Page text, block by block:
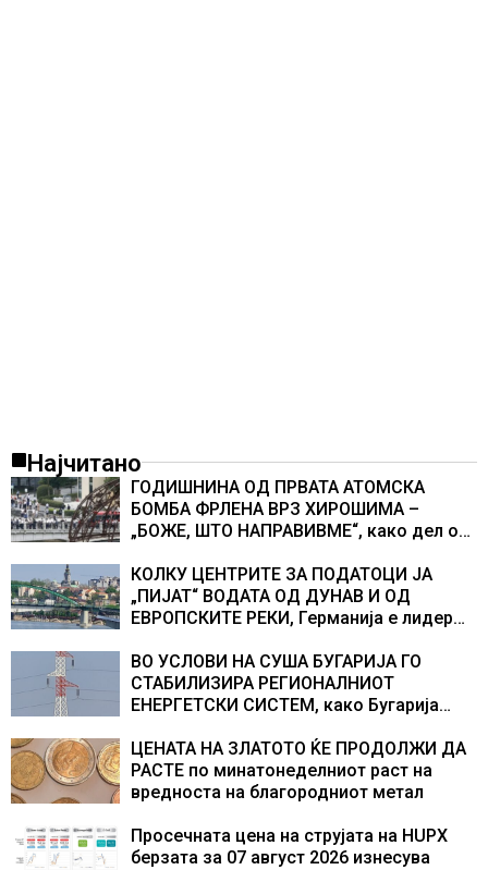
Најчитано
ГОДИШНИНА ОД ПРВАТА АТОМСКА
БОМБА ФРЛЕНА ВРЗ ХИРОШИМА –
„БОЖЕ, ШТО НАПРАВИВМЕ“, како дел од
учесниците во бомбардирањето го
доживуваа овој настан што го промени
текот на историјата
КОЛКУ ЦЕНТРИТЕ ЗА ПОДАТОЦИ ЈА
„ПИЈАТ“ ВОДАТА ОД ДУНАВ И ОД
ЕВРОПСКИТЕ РЕКИ, Германија е лидер
центри за податоци
ВО УСЛОВИ НА СУША БУГАРИЈА ГО
СТАБИЛИЗИРА РЕГИОНАЛНИОТ
ЕНЕРГЕТСКИ СИСТЕМ, како Бугарија
складирање на енергија од батерии
ЦЕНАТА НА ЗЛАТОТО ЌЕ ПРОДОЛЖИ ДА
РАСТЕ по минатонеделниот раст на
вредноста на благородниот метал
Просечната цена на струјата на HUPX
берзата за 07 август 2026 изнесува